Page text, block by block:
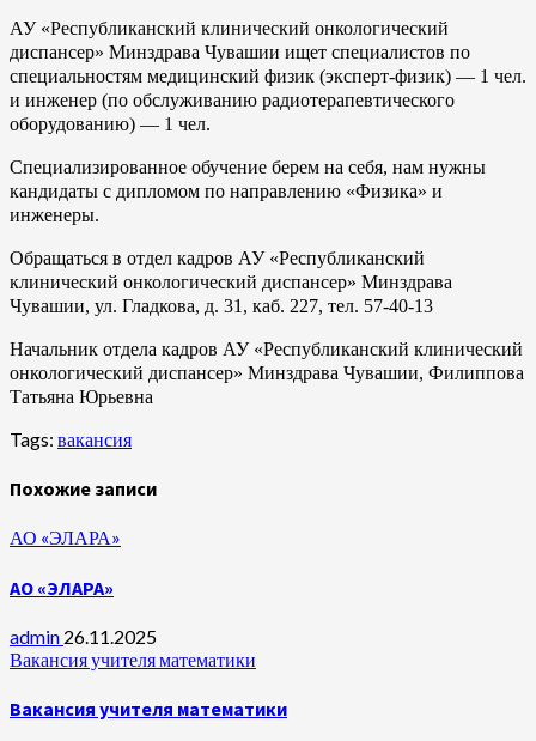
АУ «Республиканский клинический онкологический
диспансер» Минздрава Чувашии ищет специалистов по
специальностям медицинский физик (эксперт-физик) — 1 чел.
и инженер (по обслуживанию радиотерапевтического
оборудованию) — 1 чел.
Специализированное обучение берем на себя, нам нужны
кандидаты с дипломом по направлению «Физика» и
инженеры.
Обращаться в отдел кадров АУ «Республиканский
клинический онкологический диспансер» Минздрава
Чувашии, ул. Гладкова, д. 31, каб. 227, тел. 57-40-13
Начальник отдела кадров АУ «Республиканский клинический
онкологический диспансер» Минздрава Чувашии, Филиппова
Татьяна Юрьевна
Tags: вакансия
Похожие записи
АО «ЭЛАРА»
АО «ЭЛАРА»
admin 26.11.2025
Вакансия учителя математики
Вакансия учителя математики